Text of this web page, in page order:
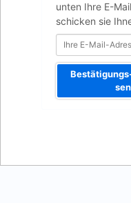
unten Ihre E-
schicken sie